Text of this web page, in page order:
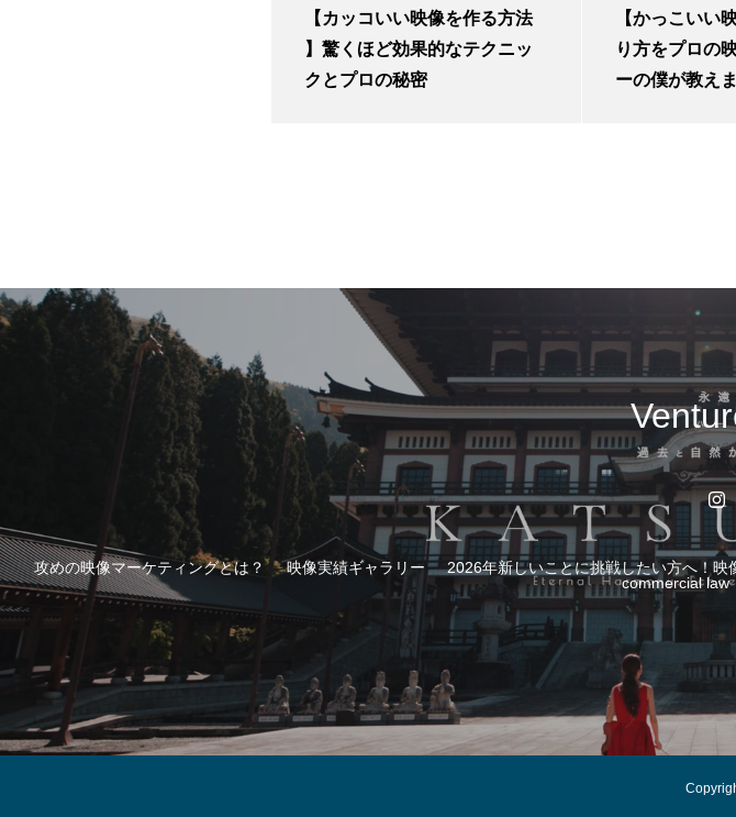
【カッコいい映像を作る方法
】驚くほど効果的なテクニッ
クとプロの秘密
【かっこいい
り方をプロの
ーの僕が教え
攻めの映像マーケティングとは？ 映像実績ギャラリー 2026年新しいことに挑戦したい方へ！映
commercial law